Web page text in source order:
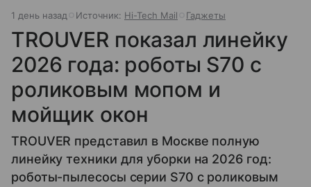
1 день назад Источник: Hi-Tech Mail Гаджеты
TROUVER показал линейку
2026 года: роботы S70 с
роликовым мопом и
мойщик окон
TROUVER представил в Москве полную
линейку техники для уборки на 2026 год:
роботы-пылесосы серии S70 с роликовым